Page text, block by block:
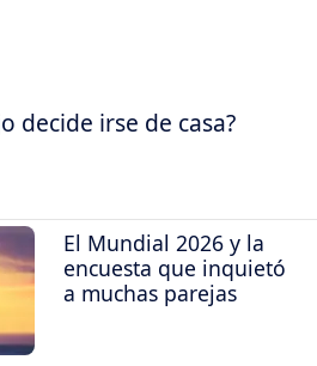
decide irse de casa?
El Mundial 2026 y la
encuesta que inquietó
a muchas parejas